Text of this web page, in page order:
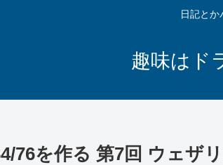
日記とか
趣味はド
76を作る 第7回 ウェザ